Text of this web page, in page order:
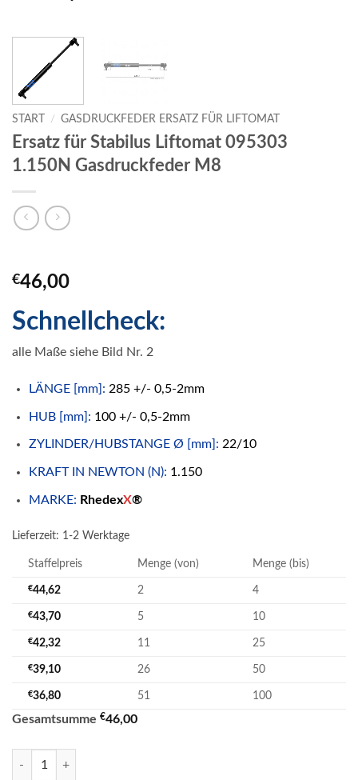
START / GASDRUCKFEDER ERSATZ FÜR LIFTOMAT
Ersatz für Stabilus Liftomat 095303
1.150N Gasdruckfeder M8
€46,00
Schnellcheck:
alle Maße siehe Bild Nr. 2
LÄNGE [mm]: 285 +/- 0,5-2mm
HUB [mm]: 100 +/- 0,5-2mm
ZYLINDER/HUBSTANGE Ø [mm]: 22/10
KRAFT IN NEWTON (N): 1.150
MARKE: RhedexX®
Lieferzeit: 1-2 Werktage
Staffelpreis Menge (von) Menge (bis)
€44,62 2 4
€43,70 5 10
€42,32 11 25
€39,10 26 50
€36,80 51 100
Gesamtsumme €46,00
Ersatz für Stabilus Liftomat 095303 1.150N Gasdruckfeder M8 Menge